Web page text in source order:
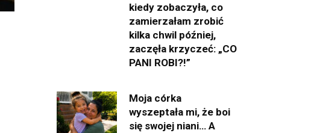
kiedy zobaczyła, co
zamierzałam zrobić
kilka chwil później,
zaczęła krzyczeć: „CO
PANI ROBI?!”
Moja córka
wyszeptała mi, że boi
się swojej niani… A